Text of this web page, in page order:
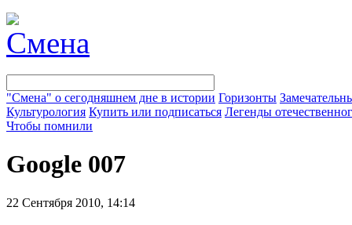
"Смена" о сегодняшнем дне в истории Горизонты
Культурология Купить или подписаться Легенды
Чтобы помнили
Google 007
22 Сентября 2010, 14:14